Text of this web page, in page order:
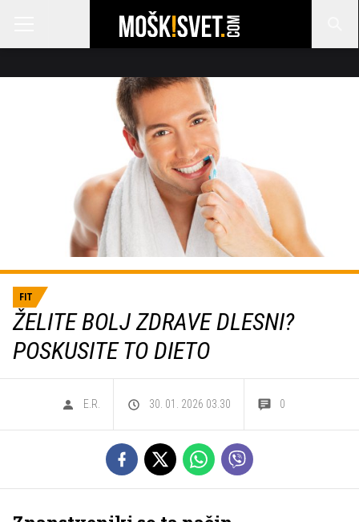
FIT
ŽELITE BOLJ ZDRAVE DLESNI?
POSKUSITE TO DIETO
E.R. 30. 01. 2026 03.30 0